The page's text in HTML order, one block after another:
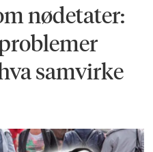
nødetater:
samvirke